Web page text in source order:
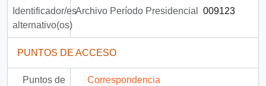
Identificador/es
alternativo(os)
Archivo Período Presidencial 009123
PUNTOS DE ACCESO
Puntos de
Correspondencia